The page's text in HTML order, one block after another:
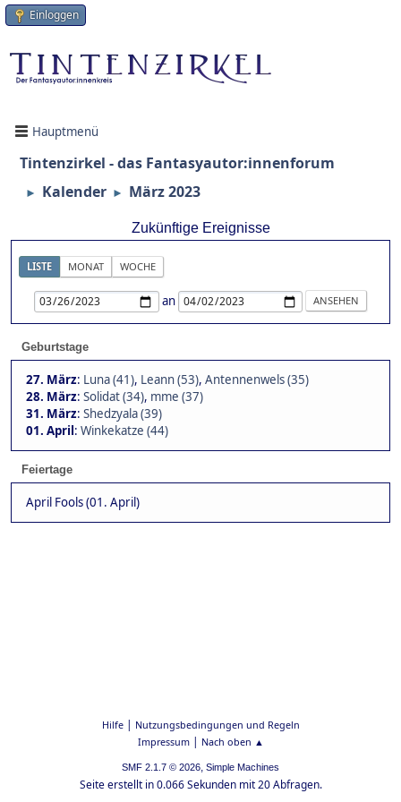
Einloggen
Hauptmenü
Tintenzirkel - das Fantasyautor:innenforum
► Kalender ► März 2023
Zukünftige Ereignisse
LISTE MONAT WOCHE
an
Geburtstage
27. März: Luna (41), Leann (53), Antennenwels (35)
28. März: Solidat (34), mme (37)
31. März: Shedzyala (39)
01. April: Winkekatze (44)
Feiertage
April Fools (01. April)
Hilfe| Nutzungsbedingungen und Regeln
Impressum| Nach oben ▲
SMF 2.1.7 © 2026, Simple Machines
Seite erstellt in 0.066 Sekunden mit 20 Abfragen.